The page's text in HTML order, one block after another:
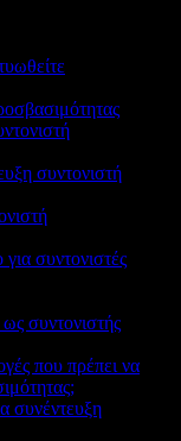
συντονιστή
συντονιστές
συντονιστής
που πρέπει να
συνέντευξη